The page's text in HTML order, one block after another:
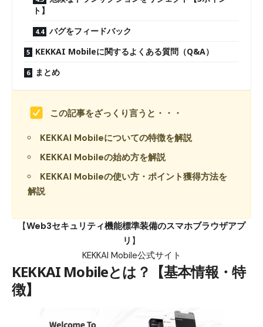
ト】
バグをフィードバック
KEKKAI Mobileに関するよくある質問（Q&A）
まとめ
この記事をざっくり言うと・・・
KEKKAI Mobileについての特徴を解説
KEKKAI Mobileの始め方を解説
KEKKAI Mobileの使い方・ポイント獲得方法を
解説
【Web3セキュリティ機能標準装備のスマホブラウザアプ
リ 】
KEKKAI Mobile公式サイト
KEKKAI Mobileとは？【基本情報・特
徴】